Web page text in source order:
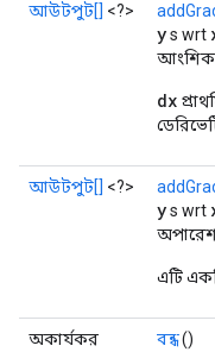
আউটপুট[] <?>
ys wrt
আংশিক
dx
আউটপুট[] <?>
ys wrt
এটি
অকার্যকর বন্ধ()